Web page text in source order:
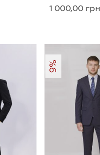
1 000,00 грн
9%